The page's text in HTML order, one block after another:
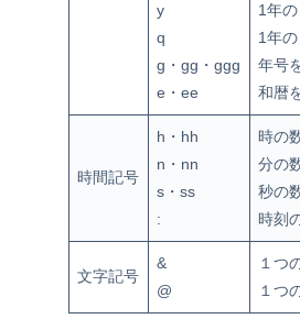
y
q
g・gg・ggg
e・ee
1年
1年
年号
和暦
時間記号
h・hh
n・nn
s・ss
:
時の
分の
秒の
時刻
文字記号
&
@
１つ
１つ